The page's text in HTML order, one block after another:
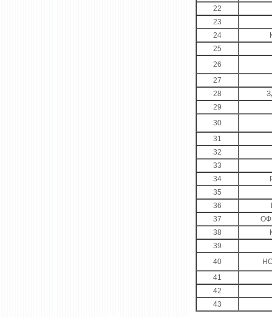
22
23
24
25
26
27
28
29
30
31
32
33
34
35
36
37
38
39
40
41
42
43